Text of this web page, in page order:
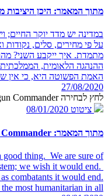
מתוך המאמר: היכן היציבות
במדינה יש מדד יוקר החיים;
על פי מחירים, סלים, נקודות
מתמדת. איך ייקבע השני?
ההנהגה הלאומית, הממלכתית?
האמת הפשוטה היא, כי אין
27/08/2020
לחץ לבחירה Menachem Begin - Irgun Commander
ציטוט 08/01/2020
מתוך המאמר: Menachem Begin - Irgun Commander
good thing. We are sure of
we wish it would end.
combatants it would end.
most humanitarian in all...